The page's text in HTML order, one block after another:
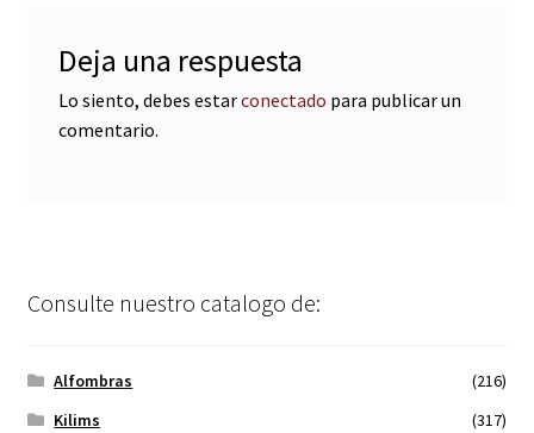
Deja una respuesta
Lo siento, debes estarconectado para publicar un
comentario.
Consulte nuestro catalogo de:
Alfombras
(216)
Kilims
(317)